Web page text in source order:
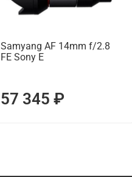
Samyang AF 14mm f/2.8
FE Sony E
57 345 ₽